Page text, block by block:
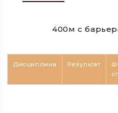
400м с
Дисциплина Результат